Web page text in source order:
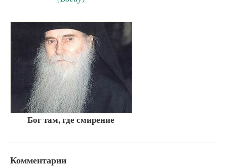
Бог там, где смирение
Комментарии